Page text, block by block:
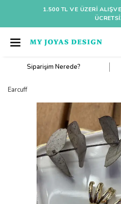
1.500 TL VE ÜZERI
Siparişim Nerede?
Earcuff